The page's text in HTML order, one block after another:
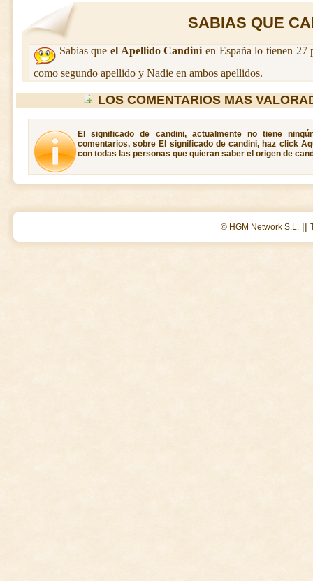
SABIAS QUE
Sabias que el Apellido Candini en España lo tienen 27
como segundo apellido y Nadie en ambos apellidos.
LOS COMENTARIOS MAS
El significado de candini, actualmente no tiene
comentarios, sobre El significado de candini, haz click
con todas las personas que quieran saber el origen de
© HGM Network S.L. ||